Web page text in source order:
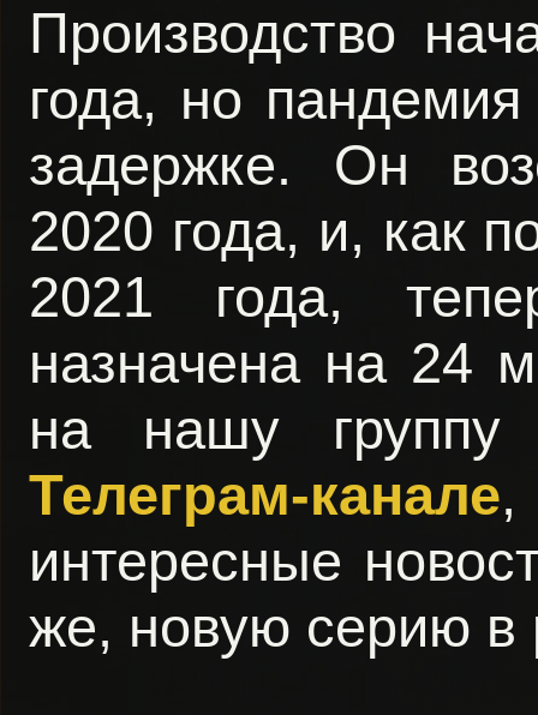
Производство
года, но
задержке. Он
2020 года, и, как
2021 года,
назначена на 24
на нашу
Телеграм-канале,
интересные
же, новую серию в